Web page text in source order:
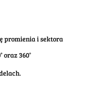
promienia i sektora
oraz 360°